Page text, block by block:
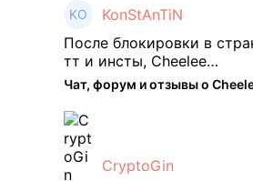
KonStAnTiN
После блокировки в
тт и инсты, Cheelee
пришелся как нельзя
Классно что его можно
юзать без так уже всем
надоевшего vpn. Сейчас
просто чилю и
др ...
CryptoGin